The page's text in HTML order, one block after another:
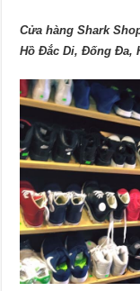
Cửa hàng Shark
Hồ Đắc Di, Đống Đa,